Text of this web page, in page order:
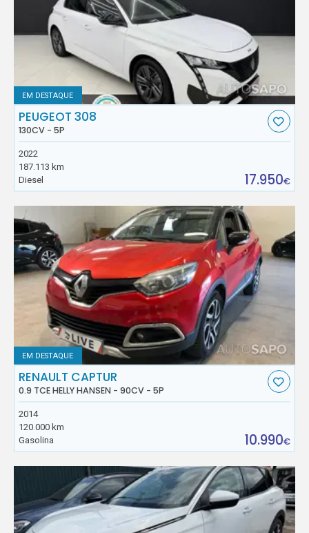
EM DESTAQUE
PEUGEOT 308
130CV - 5P
2022
187.113 km
Diesel
17.950€
EM DESTAQUE
RENAULT CAPTUR
0.9 TCE HELLY HANSEN - 90CV - 5P
2014
120.000 km
Gasolina
10.990€